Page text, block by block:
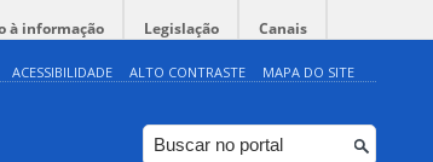
à informação Legislação Canais
ACESSIBILIDADE ALTO CONTRASTE MAPA DO SITE